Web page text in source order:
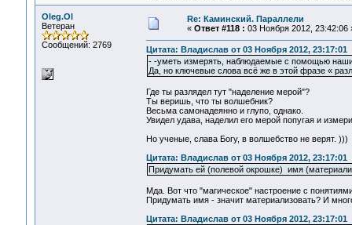
Oleg.Ol
Ветеран
Сообщений: 2769
Re: Каминский. Параллели
« Ответ #118 : 03 Ноября 2012, 23:42:06
Цитата: Владислав от 03 Ноября 2012, 23:17:01
- -уметь измерять, наблюдаемые с помощью
Да, но ключевые слова всё же в этой фразе «
Где ты разлядел тут "наделение мерой"?
Ты веришь, что ты волшебник?
Весьма самонадеянно и глупо, однако.
Увидел удава, наделил его мерой попугая и
Но ученые, слава Богу, в волшебство не верят. )))
Цитата: Владислав от 03 Ноября 2012, 23:17:01
Придумать ей (полевой окрошке) имя
Мда. Вот что "магическое" настроение с
Придумать имя - значит материализовать? И
Цитата: Владислав от 03 Ноября 2012, 23:17:01